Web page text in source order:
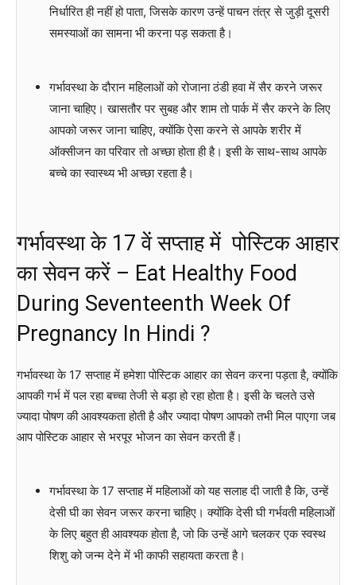
निर्धारित ही नहीं हो पाता, जिसके कारण उन्हें पाचन तंत्र से जुड़ी दूसरी
समस्याओं का सामना भी करना पड़ सकता है।
गर्भावस्था के दौरान महिलाओं को रोजाना ठंडी हवा में सैर करने जरूर
जाना चाहिए। खासतौर पर सुबह और शाम तो पार्क में सैर करने के लिए
आपको जरूर जाना चाहिए, क्योंकि ऐसा करने से आपके शरीर में
ऑक्सीजन का परिवार तो अच्छा होता ही है। इसी के साथ-साथ आपके
बच्चे का स्वास्थ्य भी अच्छा रहता है।
गर्भावस्था के 17 वें सप्ताह में पोस्टिक आहार
का सेवन करें – Eat Healthy Food
During Seventeenth Week Of
Pregnancy In Hindi ?
गर्भावस्था के 17 सप्ताह में हमेशा पोस्टिक आहार का सेवन करना पड़ता है, क्योंकि
आपकी गर्भ में पल रहा बच्चा तेजी से बड़ा हो रहा होता है। इसी के चलते उसे
ज्यादा पोषण की आवश्यकता होती है और ज्यादा पोषण आपको तभी मिल पाएगा जब
आप पोस्टिक आहार से भरपूर भोजन का सेवन करती हैं।
गर्भावस्था के 17 सप्ताह में महिलाओं को यह सलाह दी जाती है कि, उन्हें
देसी घी का सेवन जरूर करना चाहिए। क्योंकि देसी घी गर्भवती महिलाओं
के लिए बहुत ही आवश्यक होता है, जो कि उन्हें आगे चलकर एक स्वस्थ
शिशु को जन्म देने में भी काफी सहायता करता है।